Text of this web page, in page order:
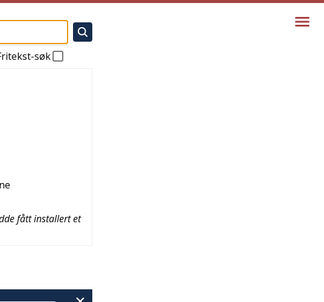
søk
fått installert et